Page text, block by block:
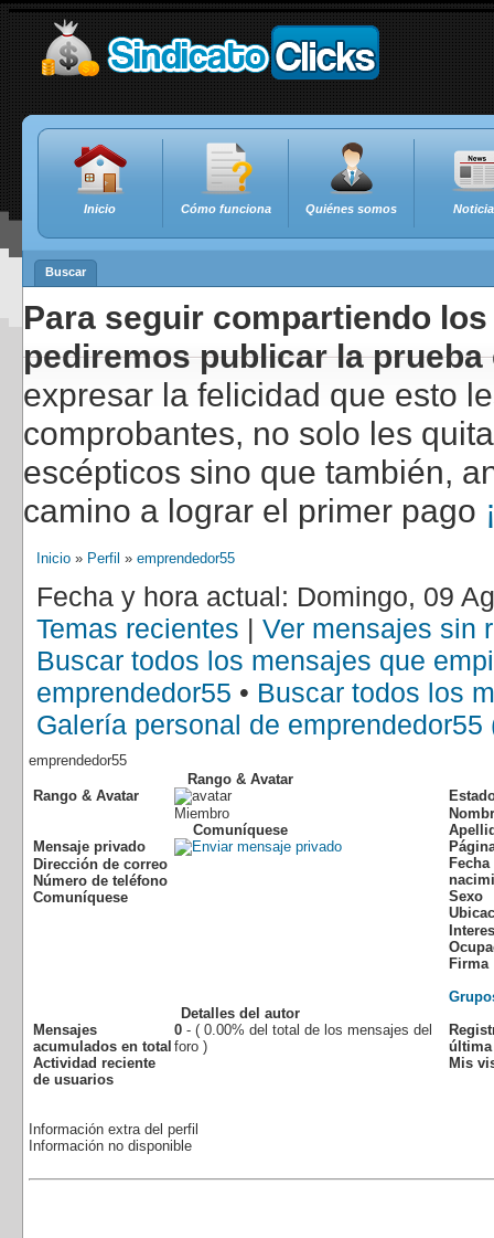
Inicio Cómo funciona Quiénes somos
Buscar
Para seguir compartiendo
pediremos publicar la
expresar la felicidad que esto
comprobantes, no solo les
escépticos sino que también,
camino a lograr el primer pago
Inicio » Perfil » emprendedor55
Fecha y hora actual: Domingo, 09
Temas recientes | Ver mensajes sin
Buscar todos los mensajes que
emprendedor55 • Buscar todos los
Galería personal de emprendedor55
emprendedor55
Rango & Avatar
Rango & Avatar
Miembro
Comuníquese
Mensaje privado
Dirección de correo
Número de teléfono
Comuníquese
Fecha
Sexo
Firma
Detalles del autor
Mensajes
acumulados en total
0 - ( 0.00% del total de los mensajes del
foro )
Actividad reciente
de usuarios
Mis
Información extra del perfil
Información no disponible